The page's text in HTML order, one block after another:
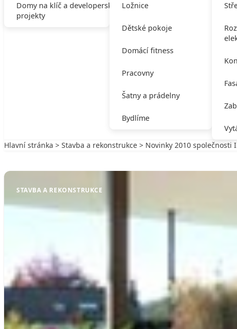
Domy na klíč a developerské
projekty
Ložnice
Dětské pokoje
Domácí fitness
Pracovny
Šatny a prádelny
Bydlíme
Hlavní stránka > Stavba a rekonstrukce > Novinky 2010 společnosti
STAVBA A REKONSTRUKCE